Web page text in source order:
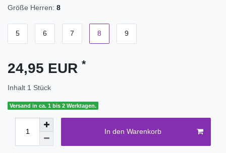
Größe Herren: 8
5 6 7 8 9
24,95 EUR *
Inhalt 1 Stück
Versand in ca. 1 bis 2 Werktagen.
In den Warenkorb